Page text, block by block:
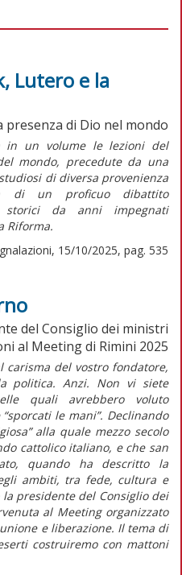
Lutero e la
presenza di Dio nel mondo
in un volume le lezioni del
mondo, precedute da una
di diversa provenienza
di un proficuo dibattito
da anni impegnati
Riforma.
15/10/2025, pag. 535
del Consiglio dei ministri
al Meeting di Rimini 2025
carisma del vostro fondatore,
politica. Anzi. Non vi siete
quali avrebbero voluto
le mani”. Declinando
alla quale mezzo secolo
cattolico italiano, e che san
quando ha descritto la
ambiti, tra fede, cultura e
la presidente del Consiglio dei
al Meeting organizzato
e liberazione. Il tema di
costruiremo con mattoni